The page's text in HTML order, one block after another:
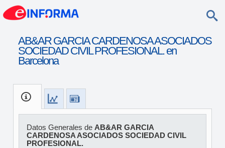
AB&AR GARCIA CARDENOSA ASOCIADOS
SOCIEDAD CIVIL PROFESIONAL. en
Barcelona
Datos Generales de AB&AR GARCIA
CARDENOSA ASOCIADOS SOCIEDAD CIVIL
PROFESIONAL.